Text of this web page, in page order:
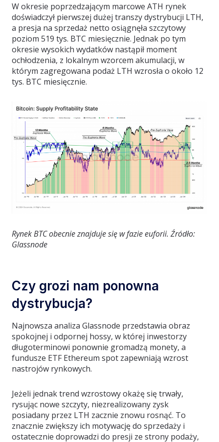
W okresie poprzedzającym marcowe ATH rynek
doświadczył pierwszej dużej transzy dystrybucji LTH,
a presja na sprzedaż netto osiągnęła szczytowy
poziom 519 tys. BTC miesięcznie. Jednak po tym
okresie wysokich wydatków nastąpił moment
ochłodzenia, z lokalnym wzorcem akumulacji, w
którym zagregowana podaż LTH wzrosła o około 12
tys. BTC miesięcznie.
Rynek BTC obecnie znajduje się w fazie euforii. Źródło:
Glassnode
Czy grozi nam ponowna
dystrybucja?
Najnowsza analiza Glassnode przedstawia obraz
spokojnej i odpornej hossy, w której inwestorzy
długoterminowi ponownie gromadzą monety, a
fundusze ETF Ethereum spot zapewniają wzrost
nastrojów rynkowych.
Jeżeli jednak trend wzrostowy okażę się trwały,
rysując nowe szczyty, niezrealizowany zysk
posiadany przez LTH zacznie znowu rosnąć. To
znacznie zwiększy ich motywację do sprzedaży i
ostatecznie doprowadzi do presji ze strony podaży,